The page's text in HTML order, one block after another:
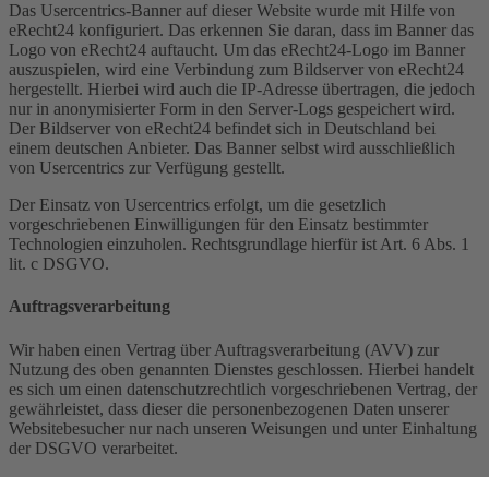
Das Usercentrics-Banner auf dieser Website wurde mit Hilfe von
eRecht24 konfiguriert. Das erkennen Sie daran, dass im Banner das
Logo von eRecht24 auftaucht. Um das eRecht24-Logo im Banner
auszuspielen, wird eine Verbindung zum Bildserver von eRecht24
hergestellt. Hierbei wird auch die IP-Adresse übertragen, die jedoch
nur in anonymisierter Form in den Server-Logs gespeichert wird.
Der Bildserver von eRecht24 befindet sich in Deutschland bei
einem deutschen Anbieter. Das Banner selbst wird ausschließlich
von Usercentrics zur Verfügung gestellt.
Der Einsatz von Usercentrics erfolgt, um die gesetzlich
vorgeschriebenen Einwilligungen für den Einsatz bestimmter
Technologien einzuholen. Rechtsgrundlage hierfür ist Art. 6 Abs. 1
lit. c DSGVO.
Auftragsverarbeitung
Wir haben einen Vertrag über Auftragsverarbeitung (AVV) zur
Nutzung des oben genannten Dienstes geschlossen. Hierbei handelt
es sich um einen datenschutzrechtlich vorgeschriebenen Vertrag, der
gewährleistet, dass dieser die personenbezogenen Daten unserer
Websitebesucher nur nach unseren Weisungen und unter Einhaltung
der DSGVO verarbeitet.